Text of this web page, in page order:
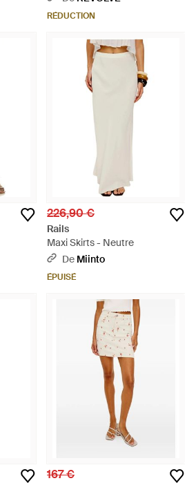
RÉDUCTION
226,90 €
Rails
Maxi Skirts - Neutre
De Miinto
ÉPUISÉ
167 €